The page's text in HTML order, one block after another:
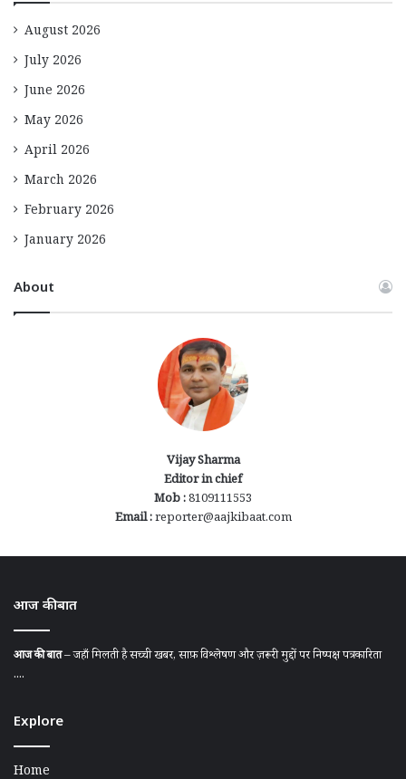
August 2026
July 2026
June 2026
May 2026
April 2026
March 2026
February 2026
January 2026
About
Vijay Sharma
Editor in chief
Mob :8109111553
Email :reporter@aajkibaat.com
आज की बात
आज की बात– जहाँ मिलती है सच्ची खबर, साफ़ विश्लेषण और ज़रूरी मुद्दों पर निष्पक्ष पत्रकारिता
....
Explore
Home